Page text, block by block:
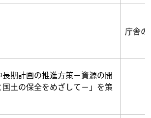
庁舎
長期計画の推進方策－資源の開
国土の保全をめざして－」を策